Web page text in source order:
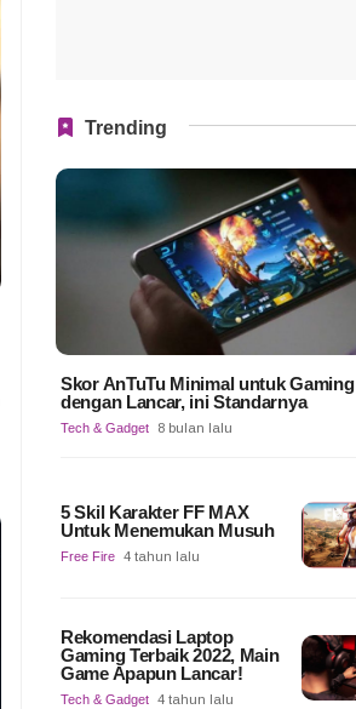
Trending
Skor AnTuTu Minimal untuk Gaming
dengan Lancar, ini Standarnya
Tech & Gadget 8 bulan lalu
5 Skil Karakter FF MAX
Untuk Menemukan Musuh
Free Fire 4 tahun lalu
Rekomendasi Laptop
Gaming Terbaik 2022, Main
Game Apapun Lancar!
Tech & Gadget 4 tahun lalu